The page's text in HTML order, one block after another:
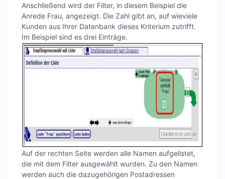
Anschließend wird der Filter, in diesem Beispiel die
Anrede Frau, angezeigt. Die Zahl gibt an, auf wieviele
Kunden aus Ihrer Datenbank dieses Kriterium zutrifft.
Im Beispiel sind es drei Einträge.
Auf der rechten Seite werden alle Namen aufgelistet,
die mit dem Filter ausgewählt wurden. Zu den Namen
werden auch die dazugehörigen Postadressen